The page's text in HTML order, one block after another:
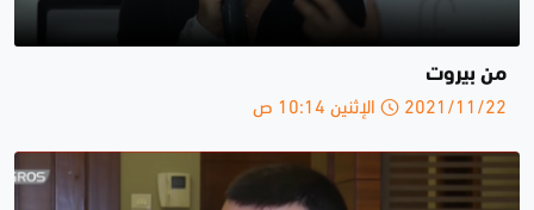
من بيروت
2021/11/22 الإثنين 10:14 ص